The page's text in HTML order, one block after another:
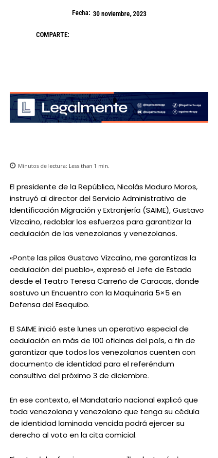
Fecha: 30 noviembre, 2023
COMPARTE:
Minutos de lectura: Less than 1 min.
El presidente de la República, Nicolás Maduro Moros,
instruyó al director del Servicio Administrativo de
Identificación Migración y Extranjería (SAIME), Gustavo
Vizcaíno, redoblar los esfuerzos para garantizar la
cedulación de las venezolanas y venezolanos.
«Ponte las pilas Gustavo Vizcaíno, me garantizas la
cedulación del pueblo», expresó el Jefe de Estado
desde el Teatro Teresa Carreño de Caracas, donde
sostuvo un Encuentro con la Maquinaria 5×5 en
Defensa del Esequibo.
El SAIME inició este lunes un operativo especial de
cedulación en más de 100 oficinas del país, a fin de
garantizar que todos los venezolanos cuenten con
documento de identidad para el referéndum
consultivo del próximo 3 de diciembre.
En ese contexto, el Mandatario nacional explicó que
toda venezolana y venezolano que tenga su cédula
de identidad laminada vencida podrá ejercer su
derecho al voto en la cita comicial.